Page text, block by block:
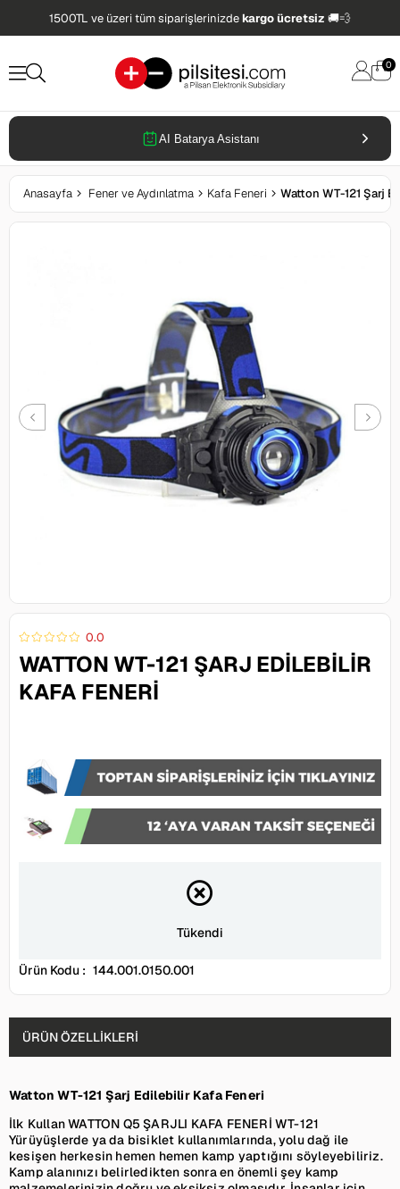
1500TL ve üzeri tüm siparişlerinizdekargo ücretsiz 🚚💨
0
AI Batarya Asistanı
Anasayfa Fener ve Aydınlatma Kafa Feneri Watton WT-121 Şarj
0.0
WATTON WT-121 ŞARJ EDILEBILIR
KAFA FENERI
Tükendi
Ürün Kodu : 144.001.0150.001
ÜRÜN ÖZELLIKLERI
Watton WT-121 Şarj Edilebilir Kafa Feneri
İlk Kullan WATTON Q5 ŞARJLI KAFA FENERİ WT-121
Yürüyüşlerde ya da bisiklet kullanımlarında, yolu dağ ile
kesişen herkesin hemen hemen kamp yaptığını söyleyebiliriz.
Kamp alanınızı belirledikten sonra en önemli şey kamp